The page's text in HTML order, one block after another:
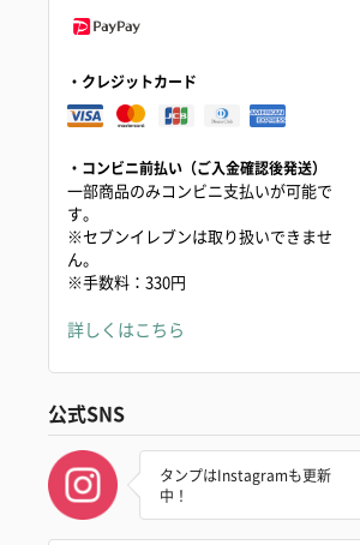
・クレジットカード
・コンビニ前払い（ご入金確認後発送）
一部商品のみコンビニ支払いが可能で
す。
※セブンイレブンは取り扱いできませ
ん。
※手数料：330円
詳しくはこちら
公式SNS
タンプはInstagramも更新
中！